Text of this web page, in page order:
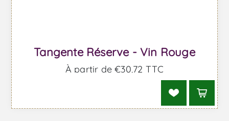
Tangente Réserve - Vin Rouge
À partir de €30,72 TTC